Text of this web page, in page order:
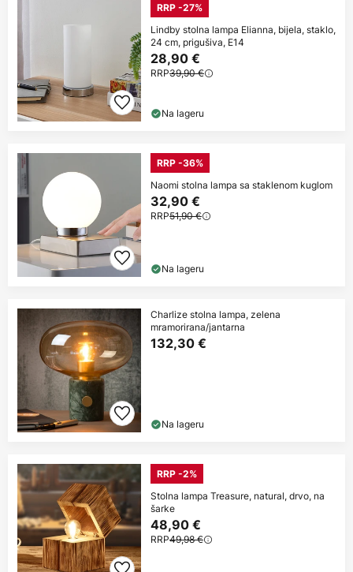
RRP -27%
Lindby stolna lampa Elianna, bijela, staklo,
24 cm, prigušiva, E14
28,90 €
RRP39,90 €
Na lageru
RRP -36%
Naomi stolna lampa sa staklenom kuglom
32,90 €
RRP51,90 €
Na lageru
Charlize stolna lampa, zelena
mramorirana/jantarna
132,30 €
Na lageru
RRP -2%
Stolna lampa Treasure, natural, drvo, na
šarke
48,90 €
RRP49,98 €